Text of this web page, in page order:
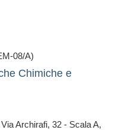
08/A)
Chimiche e
Archirafi, 32 - Scala A,